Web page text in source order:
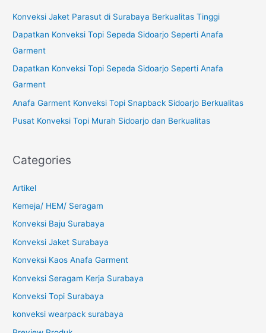
r
:
Konveksi Jaket Parasut di Surabaya Berkualitas Tinggi
Dapatkan Konveksi Topi Sepeda Sidoarjo Seperti Anafa
Garment
Dapatkan Konveksi Topi Sepeda Sidoarjo Seperti Anafa
Garment
Anafa Garment Konveksi Topi Snapback Sidoarjo Berkualitas
Pusat Konveksi Topi Murah Sidoarjo dan Berkualitas
Categories
Artikel
Kemeja/ HEM/ Seragam
Konveksi Baju Surabaya
Konveksi Jaket Surabaya
Konveksi Kaos Anafa Garment
Konveksi Seragam Kerja Surabaya
Konveksi Topi Surabaya
konveksi wearpack surabaya